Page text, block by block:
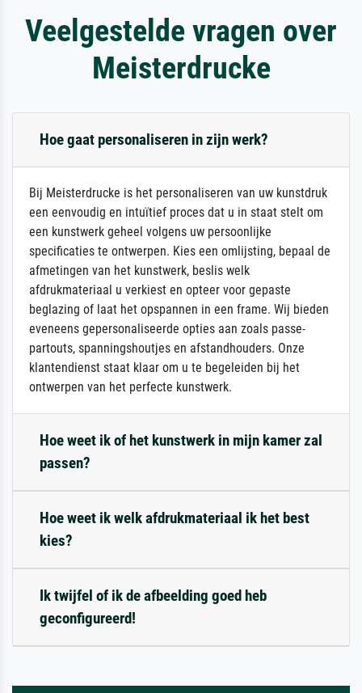
Veelgestelde vragen over
Meisterdrucke
Hoe gaat personaliseren in zijn werk?
Bij Meisterdrucke is het personaliseren van uw kunstdruk
een eenvoudig en intuïtief proces dat u in staat stelt om
een kunstwerk geheel volgens uw persoonlijke
specificaties te ontwerpen. Kies een omlijsting, bepaal de
afmetingen van het kunstwerk, beslis welk
afdrukmateriaal u verkiest en opteer voor gepaste
beglazing of laat het opspannen in een frame. Wij bieden
eveneens gepersonaliseerde opties aan zoals passe-
partouts, spanningshoutjes en afstandhouders. Onze
klantendienst staat klaar om u te begeleiden bij het
ontwerpen van het perfecte kunstwerk.
Hoe weet ik of het kunstwerk in mijn kamer zal
passen?
Hoe weet ik welk afdrukmateriaal ik het best
kies?
Ik twijfel of ik de afbeelding goed heb
geconfigureerd!